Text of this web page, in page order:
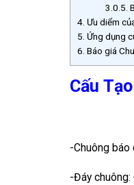
3.0.5.
4. Ưu diểm
5. Ứng dụng
6. Báo giá
Cấu
-Chuông báo
-Đáy